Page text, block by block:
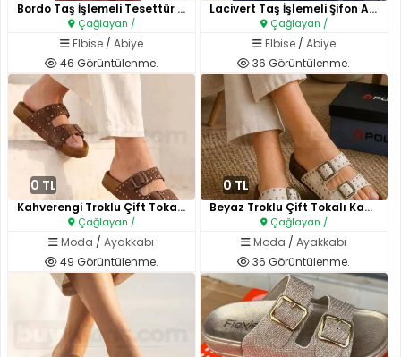
Bordo Taş İşlemeli Tesettür Ab..
Çağlayan /
Elbise/ Abiye
46 Görüntülenme.
Lacivert Taş İşlemeli Şifon Ab..
Çağlayan /
Elbise/ Abiye
36 Görüntülenme.
0 TL
Kahverengi Troklu Çift Tokalı ..
Çağlayan /
Moda /Ayakkabı
49 Görüntülenme.
0 TL
Beyaz Troklu Çift Tokalı Kadın..
Çağlayan /
Moda /Ayakkabı
36 Görüntülenme.